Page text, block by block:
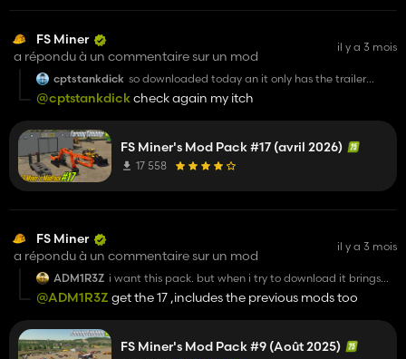
FS Miner
a répondu à un commentaire sur un mod
il y a 3 mois
cptstankdick so downloaded today an it only has the trailer
excavator and the front end loader....so something
isnt right if theres suppose to be
@cptstankdickcheck again my itch
FS Miner's Mod Pack #17 (avril 2026)
17 558
FS Miner
a répondu à un commentaire sur un mod
il y a 3 mois
ADM1R3Z i want this pack. but when i try to download it brings
me to your monthly pack 17
@ADM1R3Z get the 17 ,includes the previous mods too
FS Miner's Mod Pack #9 (Août 2025)